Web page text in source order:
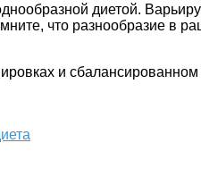
диетой.
что разнообразие в
и